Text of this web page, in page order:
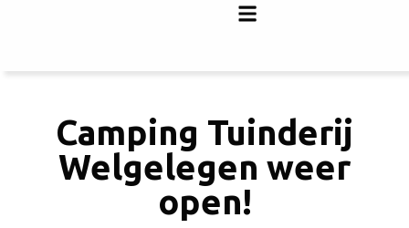
Camping Tuinderij
Welgelegen weer
open!